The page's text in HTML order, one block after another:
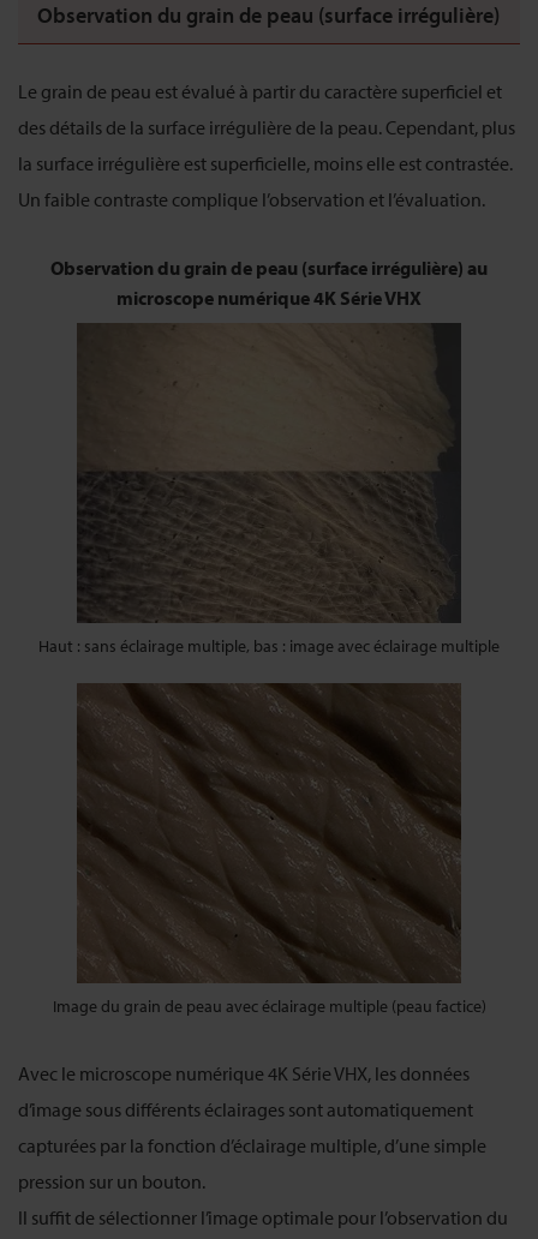
Observation du grain de peau (surface irrégulière)
Le grain de peau est évalué à partir du caractère superficiel et
des détails de la surface irrégulière de la peau. Cependant, plus
la surface irrégulière est superficielle, moins elle est contrastée.
Un faible contraste complique l’observation et l’évaluation.
Observation du grain de peau (surface irrégulière) au
microscope numérique 4K Série VHX
Haut : sans éclairage multiple, bas : image avec éclairage multiple
Image du grain de peau avec éclairage multiple (peau factice)
Avec le microscope numérique 4K Série VHX, les données
d’image sous différents éclairages sont automatiquement
capturées par la fonction d’éclairage multiple, d’une simple
pression sur un bouton.
Il suffit de sélectionner l’image optimale pour l’observation du